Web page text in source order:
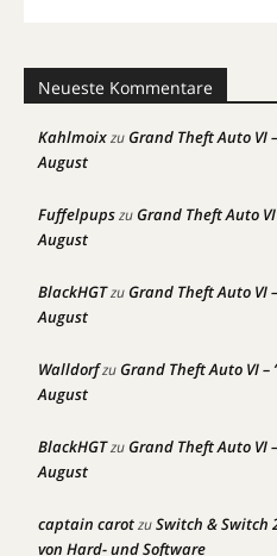
Neueste Kommentare
KahlmoixzuGrand Theft Auto VI
August
FuffelpupszuGrand Theft Auto
August
BlackHGTzuGrand Theft Auto VI
August
WalldorfzuGrand Theft Auto VI
August
BlackHGTzuGrand Theft Auto VI
August
captain carotzuSwitch & Switch
von Hard- und Software